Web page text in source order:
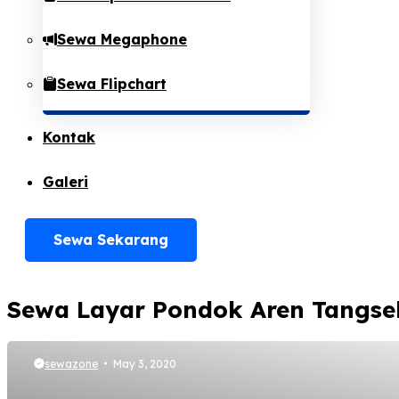
Sewa Megaphone
Sewa Flipchart
Kontak
Galeri
Sewa Sekarang
Sewa Layar Pondok Aren
sewazone May 3, 2020